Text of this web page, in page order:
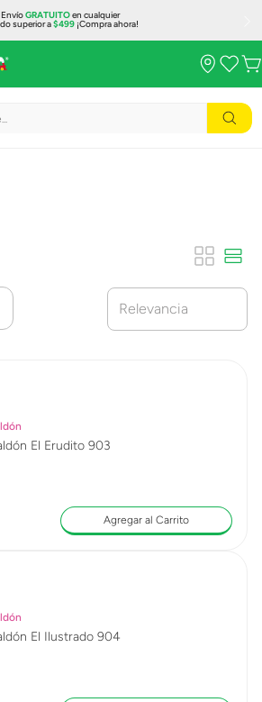
EnvíoGRATUITOen cualquier
superior a$499¡Compra ahora!
Relevancia
El Erudito 903
Agregar al Carrito
El Ilustrado 904